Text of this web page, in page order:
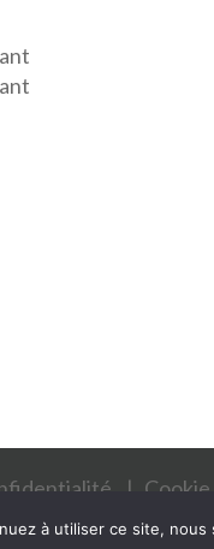
- Tél.
à utiliser ce site,